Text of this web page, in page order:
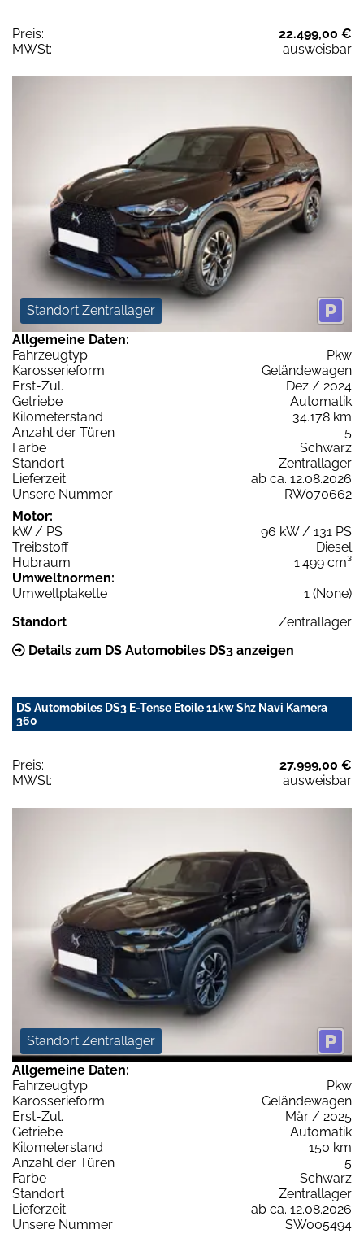
Preis:
22.499,00 €
MWSt:
ausweisbar
Standort Zentrallager
Allgemeine Daten:
Fahrzeugtyp
Pkw
Karosserieform
Geländewagen
Erst-Zul.
Dez / 2024
Getriebe
Automatik
Kilometerstand
34.178 km
Anzahl der Türen
5
Farbe
Schwarz
Standort
Zentrallager
Lieferzeit
ab ca. 12.08.2026
Unsere Nummer
RW070662
Motor:
kW / PS
96 kW / 131 PS
Treibstoff
Diesel
Hubraum
1.499 cm³
Umweltnormen:
Umweltplakette
1 (None)
Standort
Zentrallager
Details zum DS Automobiles DS3 anzeigen
DS Automobiles DS3 E-Tense Etoile 11kw Shz Navi Kamera
360
Preis:
27.999,00 €
MWSt:
ausweisbar
Standort Zentrallager
Allgemeine Daten:
Fahrzeugtyp
Pkw
Karosserieform
Geländewagen
Erst-Zul.
Mär / 2025
Getriebe
Automatik
Kilometerstand
150 km
Anzahl der Türen
5
Farbe
Schwarz
Standort
Zentrallager
Lieferzeit
ab ca. 12.08.2026
Unsere Nummer
SW005494